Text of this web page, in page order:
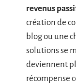
revenus
création de
blog ou une
solutions se
deviennent
récompense